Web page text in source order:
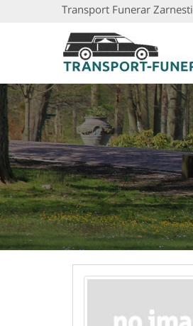
Transport Funerar Zarnesti